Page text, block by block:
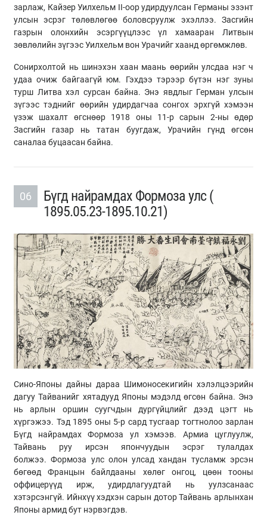
зарлаж, КайзерУилхельм II-оорудирдуулсан Германы эзэнт
улсын эсрэг төлөвлөгөө боловсруулж эхэллээ. Засгийн
газрын олонхийн эсэргүүцлээс үл хамааран Литвын
зөвлөлийн зүгээс Уилхельм вон Урачийгхаанд өргөмжлөв.
Сонирхолтой нь шинэхэн хаан маань өөрийн улсдаа нэг ч
удаа очиж байгаагүй юм. Гэхдээ тэрээр бүтэн нэг зуны
турш Литва хэл сурсан байна. Энэ явдлыг Герман улсын
зүгээс тэднийг өөрийн удирдагчаа сонгох эрхгүй хэмээн
үзэж шахалт өгснөөр 1918 оны 11-р сарын 2-ны өдөр
Засгийн газар нь татан буугдаж, Урачийн гүнд өгсөн
саналаа буцаасан байна.
06
Бүгд найрамдах Формоза улс (​
1895.05.23-1895.10.21)
Сино-Японы дайны дараа Шимоносекигийн хэлэлцээрийн
дагуу Тайванийг хятадууд Японы мэдэлд өгсөн байна. Энэ
нь арлын оршин суугчдын дургүйцлийг дээд цэгт нь
хүргэжээ. Тэд 1895 оны 5-р сард тусгаар тогтнолоо зарлан
Бүгд найрамдах Формоза ул хэмээв. Армиа цуглуулж,
Тайвань руу ирсэн япончуудын эсрэг тулалдах
болжээ.Формоза улс олон улсад хандан тусламж эрсэн
бөгөөд Францын байлдааны хөлөг онгоц, цөөн тооны
оффицерүүд ирж, удирдлагуудтай нь уулзсанаас
хэтэрсэнгүй. Ийнхүү хэдхэн сарын дотор Тайвань арлынхан
Японы армид бут нэрвэгдэв.